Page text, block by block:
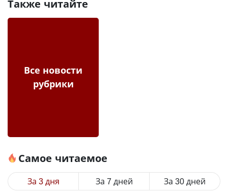
Также читайте
Все новости
рубрики
Самое читаемое
За 3 дня За 7 дней За 30 дней